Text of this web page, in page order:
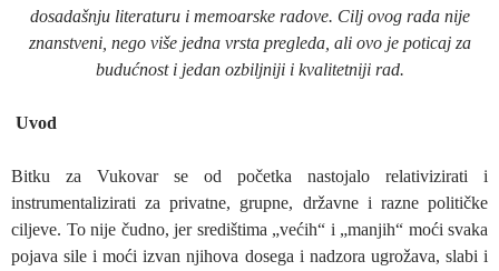
dosadašnju literaturu i memoarske radove. Cilj ovog rada nije
znanstveni, nego više jedna vrsta pregleda, ali ovo je poticaj za
budućnost i jedan ozbiljniji i kvalitetniji rad.
Uvod
Bitku za Vukovar se od početka nastojalo relativizirati i
instrumentalizirati za privatne, grupne, državne i razne političke
ciljeve. To nije čudno, jer središtima „većih“ i „manjih“ moći svaka
pojava sile i moći izvan njihova dosega i nadzora ugrožava, slabi i